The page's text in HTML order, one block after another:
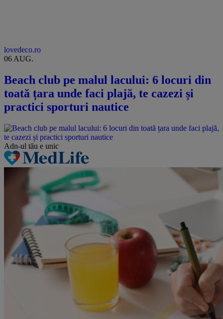
lovedeco.ro
06 AUG.
Beach club pe malul lacului: 6 locuri din
toată țara unde faci plajă, te cazezi și
practici sporturi nautice
Adn-ul tău e unic